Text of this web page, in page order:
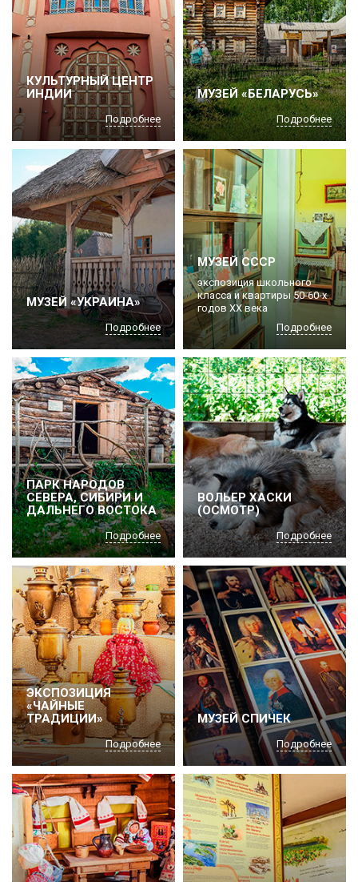
КУЛЬТУРНЫЙ ЦЕНТР
ИНДИИ
Подробнее
МУЗЕЙ «БЕЛАРУСЬ»
Подробнее
МУЗЕЙ «УКРАИНА»
Подробнее
МУЗЕЙ СССР
экспозиция школьного
класса и квартиры 50-60-х
годов ХХ века
Подробнее
ПАРК НАРОДОВ
СЕВЕРА, СИБИРИ И
ДАЛЬНЕГО ВОСТОКА
Подробнее
ВОЛЬЕР ХАСКИ
(ОСМОТР)
Подробнее
ЭКСПОЗИЦИЯ
«ЧАЙНЫЕ
ТРАДИЦИИ»
Подробнее
МУЗЕЙ СПИЧЕК
Подробнее